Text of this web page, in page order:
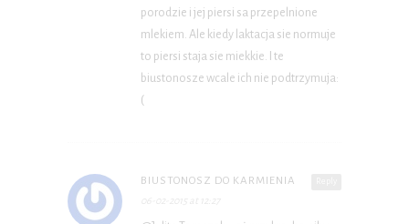
porodzie i jej piersi sa przepelnione
mlekiem. Ale kiedy laktacja sie normuje
to piersi staja sie miekkie. I te
biustonosze wcale ich nie podtrzymuja:
(
BIUSTONOSZ DO KARMIENIA
06-02-2015 at 12:27